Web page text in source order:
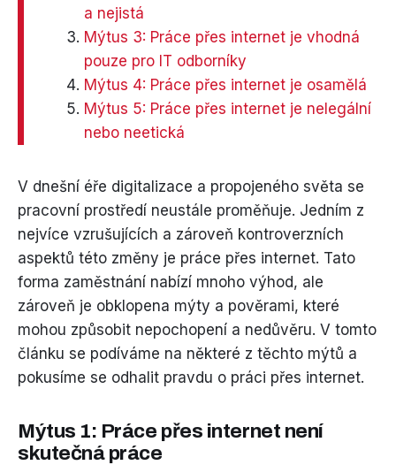
a nejistá
Mýtus 3: Práce přes internet je vhodná
pouze pro IT odborníky
Mýtus 4: Práce přes internet je osamělá
Mýtus 5: Práce přes internet je nelegální
nebo neetická
V dnešní éře digitalizace a propojeného světa se
pracovní prostředí neustále proměňuje. Jedním z
nejvíce vzrušujících a zároveň kontroverzních
aspektů této změny je práce přes internet. Tato
forma zaměstnání nabízí mnoho výhod, ale
zároveň je obklopena mýty a pověrami, které
mohou způsobit nepochopení a nedůvěru. V tomto
článku se podíváme na některé z těchto mýtů a
pokusíme se odhalit pravdu o práci přes internet.
Mýtus 1: Práce přes internet není
skutečná práce